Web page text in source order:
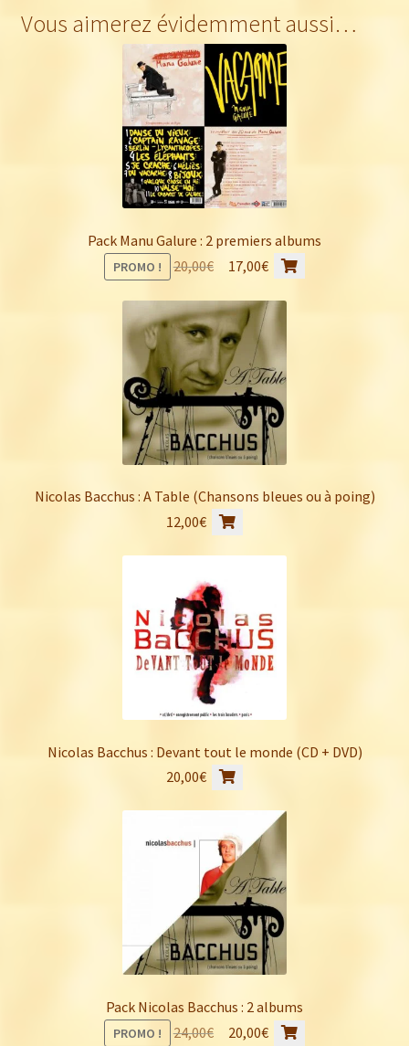
Vous aimerez évidemment aussi…
Pack Manu Galure : 2 premiers albums
PROMO ! 20,00€
Le
initial
était :
20,00€.
17,00€ Le
actuel
est :
17,00€.
Nicolas Bacchus : A Table (Chansons bleues ou à poing)
12,00€
Nicolas Bacchus : Devant tout le monde (CD + DVD)
20,00€
Pack Nicolas Bacchus : 2 albums
PROMO ! 24,00€
Le20,00€ Le